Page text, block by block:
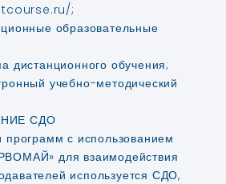
;
образовательные
дистанционного обучения;
учебно-методический
СДО
программ с использованием
для взаимодействия
используется СДО,